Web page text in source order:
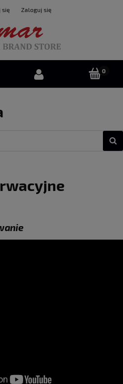
się Zaloguj się